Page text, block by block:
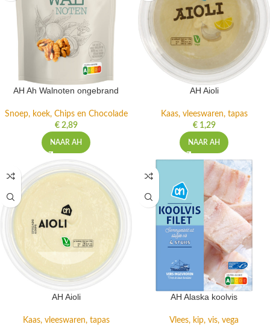
AH Ah Walnoten ongebrand
Snoep, koek, Chips en Chocolade
€2,89
NAAR AH
AH Aioli
Kaas, vleeswaren, tapas
€1,29
NAAR AH
AH Aioli
Kaas, vleeswaren, tapas
AH Alaska koolvis
Vlees, kip, vis, vega